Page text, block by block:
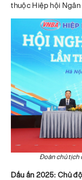
thuộc Hiệp hội
Đoàn chủ tịch
Dấu ấn 2025: Chủ